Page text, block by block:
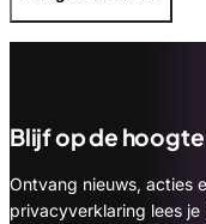
Blijf op de hoogte
Ontvang nieuws, acties
privacyverklaring lees